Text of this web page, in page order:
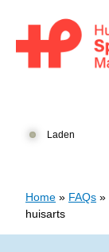
Laden
Home » FAQs »
huisarts